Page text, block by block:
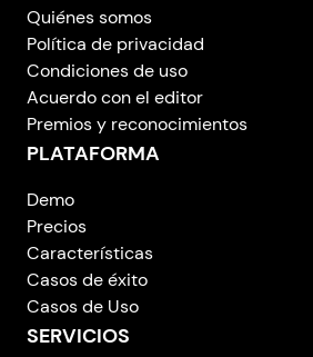
Quiénes somos
Política de privacidad
Condiciones de uso
Acuerdo con el editor
Premios y reconocimientos
PLATAFORMA
Demo
Precios
Características
Casos de éxito
Casos de Uso
SERVICIOS